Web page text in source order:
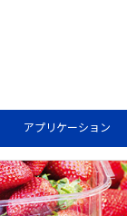
アプリケーション
ムによ